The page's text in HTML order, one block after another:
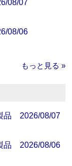
08/07
08/06
もっと見る »
品 2026/08/07
品 2026/08/06